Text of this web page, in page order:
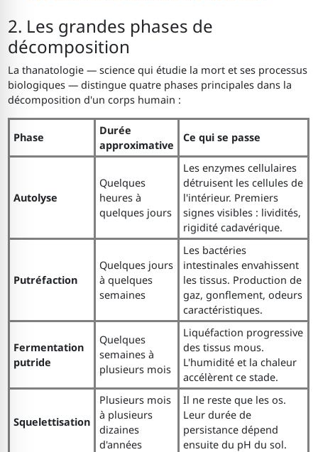
2. Les grandes phases de
décomposition
La thanatologie — science qui étudie la mort et ses processus
biologiques — distingue quatre phases principales dans la
décomposition d'un corps humain :
Phase
Durée
approximative
Ce qui se passe
Autolyse
Quelques
heures à
quelques jours
Les enzymes cellulaires
détruisent les cellules de
l'intérieur. Premiers
signes visibles : lividités,
rigidité cadavérique.
Putréfaction
Quelques jours
à quelques
semaines
Les bactéries
intestinales envahissent
les tissus. Production de
gaz, gonflement, odeurs
caractéristiques.
Fermentation
putride
Quelques
semaines à
plusieurs mois
Liquéfaction progressive
des tissus mous.
L'humidité et la chaleur
accélèrent ce stade.
Squelettisation
Plusieurs mois
à plusieurs
dizaines
d'années
Il ne reste que les os.
Leur durée de
persistance dépend
ensuite du pH du sol.